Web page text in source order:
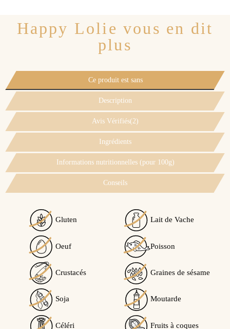
Happy Lolie vous en dit
plus
Ce produit est sans
Description
Avis Vérifiés(2)
Ingrédients
Informations nutritionnelles (pour 100g)
Conseils
Voir l'attestation de confiance
Avis soumis à un contrôle
/5
Ce produit peut contenir des traces de...
Gluten Lait de Vache
Oeuf Poisson
Crustacés Graines de sésame
Soja Moutarde
Céléri Fruits à coques